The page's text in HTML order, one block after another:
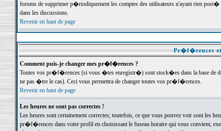
forums de supprimer p�riodiquement les comptes des utilisateurs n'ayant rien
dans les discussions.
Revenir en haut de page
Pr�f�rences
Comment puis-je changer mes pr�f�rences ?
Toutes vos pr�f�rences (si vous �tes enregistr�) sont stock�es dans la base de
ne pas �tre le cas). Ceci vous permettra de changer toutes vos pr�f�rences.
Revenir en haut de page
Les heures ne sont pas correctes !
Les heures sont certainement correctes; toutefois, ce que vous pouvez voir sont
pr�f�rences dans votre profil en choisissant le fuseau horaire qui vous convient,